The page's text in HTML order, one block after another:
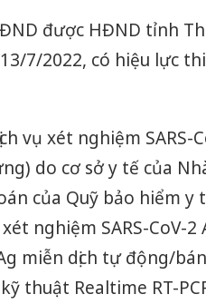
được HĐND tỉnh
7/2022, có hiệu lực
vụ xét nghiệm SARS-
do cơ sở y tế của
của Quỹ bảo hiểm y
nghiệm SARS-CoV-
miễn dịch tự động/
thuật Realtime RT-